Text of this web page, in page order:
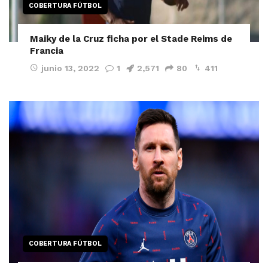
COBERTURA FÚTBOL
Maiky de la Cruz ficha por el Stade Reims de
Francia
junio 13, 2022 1 2,571 80 411
COBERTURA FÚTBOL